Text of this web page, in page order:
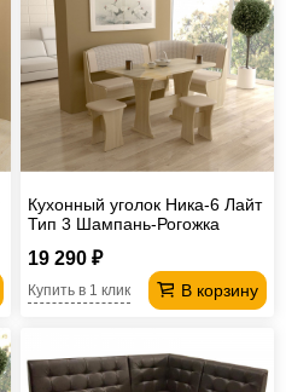
Кухонный уголок Ника-6 Лайт
Тип 3 Шампань-Рогожка
19 290 ₽
В корзину
Купить в 1 клик